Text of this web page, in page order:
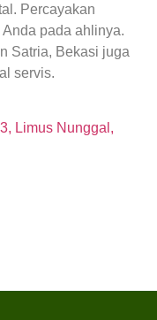
Percayakan
pada ahlinya.
Satria, Bekasi juga
servis.
Limus Nunggal,